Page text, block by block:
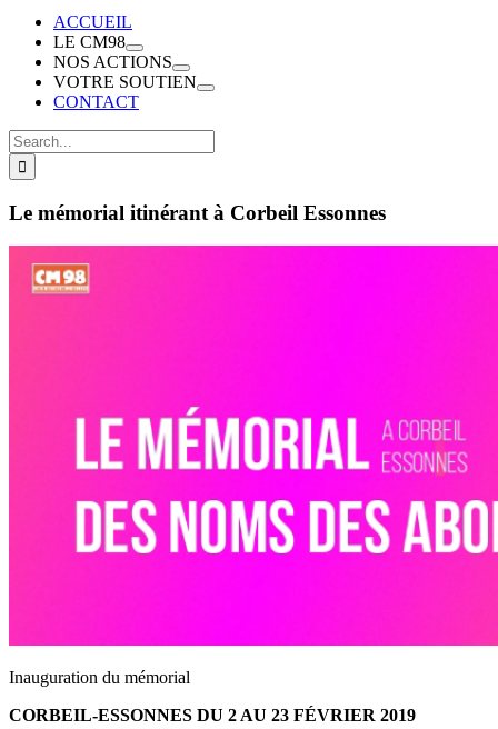
ACCUEIL
LE CM98
NOS ACTIONS
VOTRE SOUTIEN
CONTACT
Search
for:
Le mémorial itinérant à Corbeil Essonnes
Inauguration du mémorial
CORBEIL-ESSONNES DU 2 AU 23 FÉVRIER 2019